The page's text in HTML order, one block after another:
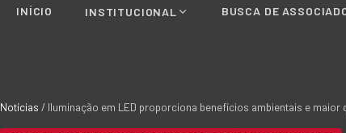
INÍCIO INSTITUCIONAL BUSCA DE
Notícias / Iluminação em LED proporciona benefícios ambientais e maior